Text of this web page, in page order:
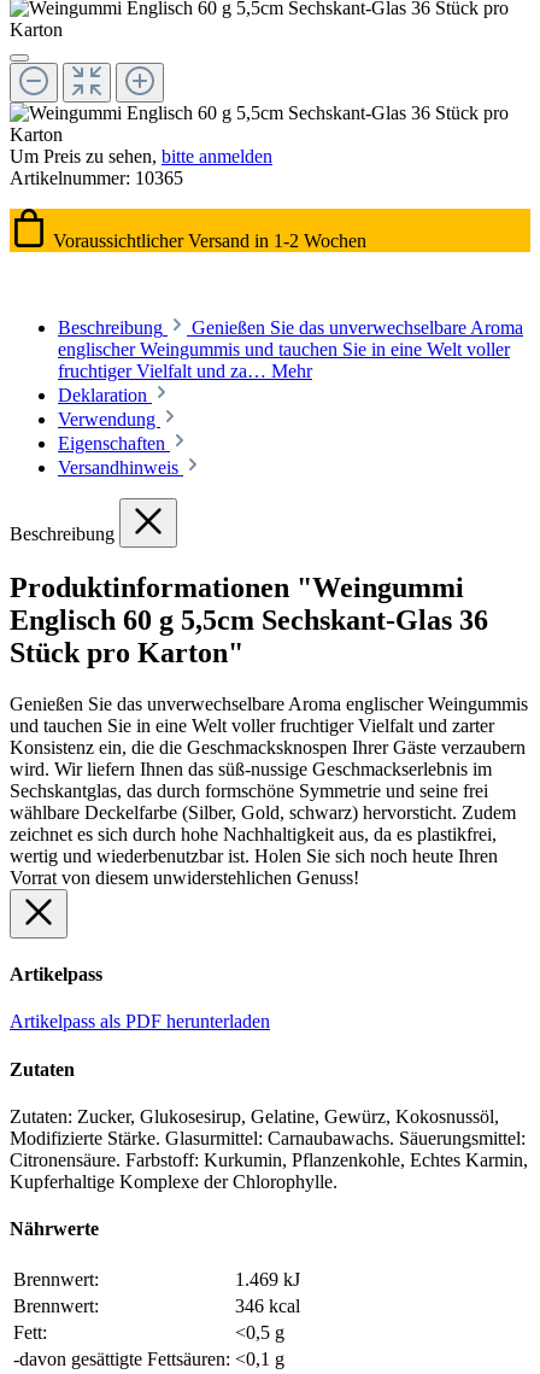
Um Preis zu sehen, bitte anmelden
Artikelnummer: 10365
Voraussichtlicher Versand in 1-2 Wochen
Beschreibung
Genießen Sie das unverwechselbare Aroma
englischer Weingummis und tauchen Sie in eine Welt voller
fruchtiger Vielfalt und za… Mehr
Deklaration
Verwendung
Eigenschaften
Versandhinweis
Beschreibung
Produktinformationen "Weingummi
Englisch 60 g 5,5cm Sechskant-Glas 36
Stück pro Karton"
Genießen Sie das unverwechselbare Aroma englischer Weingummis
und tauchen Sie in eine Welt voller fruchtiger Vielfalt und zarter
Konsistenz ein, die die Geschmacksknospen Ihrer Gäste verzaubern
wird. Wir liefern Ihnen das süß-nussige Geschmackserlebnis im
Sechskantglas, das durch formschöne Symmetrie und seine frei
wählbare Deckelfarbe (Silber, Gold, schwarz) hervorsticht. Zudem
zeichnet es sich durch hohe Nachhaltigkeit aus, da es plastikfrei,
wertig und wiederbenutzbar ist. Holen Sie sich noch heute Ihren
Vorrat von diesem unwiderstehlichen Genuss!
Artikelpass
Artikelpass als PDF herunterladen
Zutaten
Zutaten: Zucker, Glukosesirup, Gelatine, Gewürz, Kokosnussöl,
Modifizierte Stärke. Glasurmittel: Carnaubawachs. Säuerungsmittel:
Citronensäure. Farbstoff: Kurkumin, Pflanzenkohle, Echtes Karmin,
Kupferhaltige Komplexe der Chlorophylle.
Nährwerte
Brennwert:
1.469 kJ
Brennwert:
346 kcal
Fett:
<0,5 g
-davon gesättigte Fettsäuren: <0,1 g